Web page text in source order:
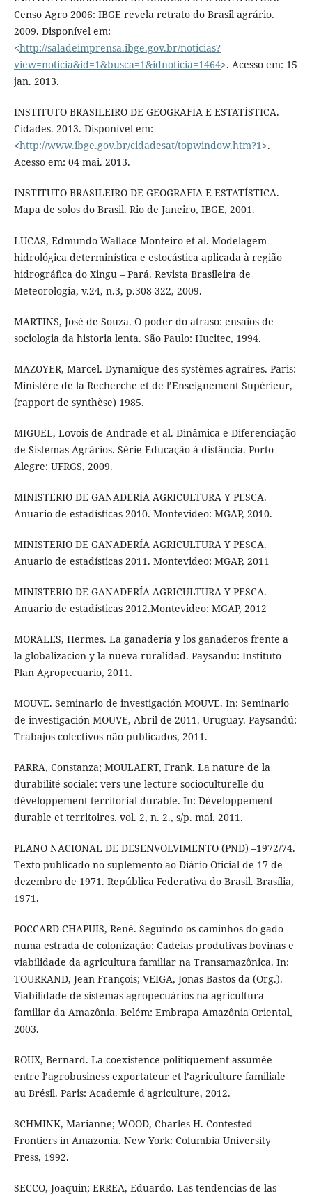
Censo Agro 2006: IBGE revela retrato do Brasil agrário.
2009. Disponível em:
<http://saladeimprensa.ibge.gov.br/noticias?
view=noticia&id=1&busca=1&idnoticia=1464>. Acesso em: 15
jan. 2013.
INSTITUTO BRASILEIRO DE GEOGRAFIA E ESTATÍSTICA.
Cidades. 2013. Disponível em:
<http://www.ibge.gov.br/cidadesat/topwindow.htm?1>.
Acesso em: 04 mai. 2013.
INSTITUTO BRASILEIRO DE GEOGRAFIA E ESTATÍSTICA.
Mapa de solos do Brasil. Rio de Janeiro, IBGE, 2001.
LUCAS, Edmundo Wallace Monteiro et al. Modelagem
hidrológica determinística e estocástica aplicada à região
hidrográfica do Xingu – Pará. Revista Brasileira de
Meteorologia, v.24, n.3, p.308-322, 2009.
MARTINS, José de Souza. O poder do atraso: ensaios de
sociologia da historia lenta. São Paulo: Hucitec, 1994.
MAZOYER, Marcel. Dynamique des systèmes agraires. Paris:
Ministère de la Recherche et de l’Enseignement Supérieur,
(rapport de synthèse) 1985.
MIGUEL, Lovois de Andrade et al. Dinâmica e Diferenciação
de Sistemas Agrários. Série Educação à distância. Porto
Alegre: UFRGS, 2009.
MINISTERIO DE GANADERÍA AGRICULTURA Y PESCA.
Anuario de estadísticas 2010. Montevideo: MGAP, 2010.
MINISTERIO DE GANADERÍA AGRICULTURA Y PESCA.
Anuario de estadísticas 2011. Montevideo: MGAP, 2011
MINISTERIO DE GANADERÍA AGRICULTURA Y PESCA.
Anuario de estadísticas 2012.Montevideo: MGAP, 2012
MORALES, Hermes. La ganadería y los ganaderos frente a
la globalizacion y la nueva ruralidad. Paysandu: Instituto
Plan Agropecuario, 2011.
MOUVE. Seminario de investigación MOUVE. In: Seminario
de investigación MOUVE, Abril de 2011. Uruguay. Paysandú:
Trabajos colectivos não publicados, 2011.
PARRA, Constanza; MOULAERT, Frank. La nature de la
durabilité sociale: vers une lecture socioculturelle du
développement territorial durable. In: Développement
durable et territoires. vol. 2, n. 2., s/p. mai. 2011.
PLANO NACIONAL DE DESENVOLVIMENTO (PND) –1972/74.
Texto publicado no suplemento ao Diário Oficial de 17 de
dezembro de 1971. República Federativa do Brasil. Brasília,
1971.
POCCARD-CHAPUIS, René. Seguindo os caminhos do gado
numa estrada de colonização: Cadeias produtivas bovinas e
viabilidade da agricultura familiar na Transamazônica. In:
TOURRAND, Jean François; VEIGA, Jonas Bastos da (Org.).
Viabilidade de sistemas agropecuários na agricultura
familiar da Amazônia. Belém: Embrapa Amazônia Oriental,
2003.
ROUX, Bernard. La coexistence politiquement assumée
entre l’agrobusiness exportateur et l’agriculture familiale
au Brésil. Paris: Academie d'agriculture, 2012.
SCHMINK, Marianne; WOOD, Charles H. Contested
Frontiers in Amazonia. New York: Columbia University
Press, 1992.
SECCO, Joaquin; ERREA, Eduardo. Las tendencias de las